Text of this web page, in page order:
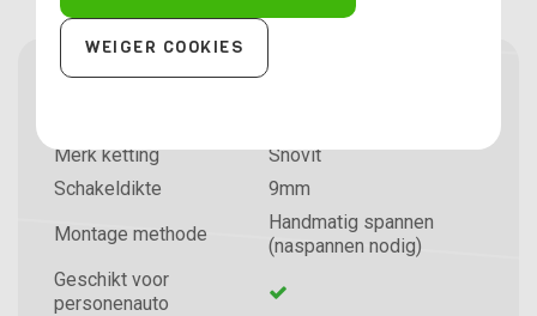
Specificaties sneeuwkettingen
Merk ketting
Snovit
Schakeldikte
9mm
Montage methode
Handmatig spannen
(naspannen nodig)
Geschikt voor
personenauto
WEIGER COOKIES